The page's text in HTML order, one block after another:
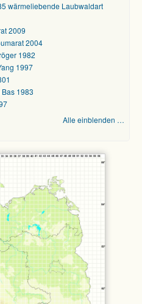
wärmeliebende Laubwaldart
2009
2004
1982
1997
1983
Alle einblenden …